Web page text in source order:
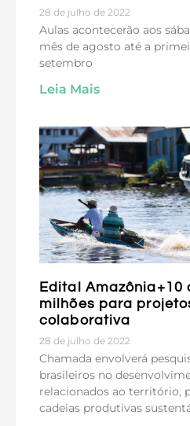
28 de julho de 2022
Aulas acontecerão aos
mês de agosto até a
setembro
Leia Mais
Edital Amazônia+10
milhões para
colaborativa
28 de julho de 2022
Chamada envolverá
brasileiros no
relacionados ao território,
cadeias produtivas